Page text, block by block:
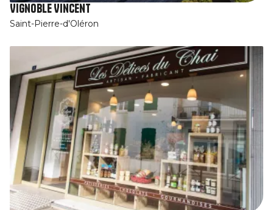
Vignoble Vincent
Saint-Pierre-d'Oléron